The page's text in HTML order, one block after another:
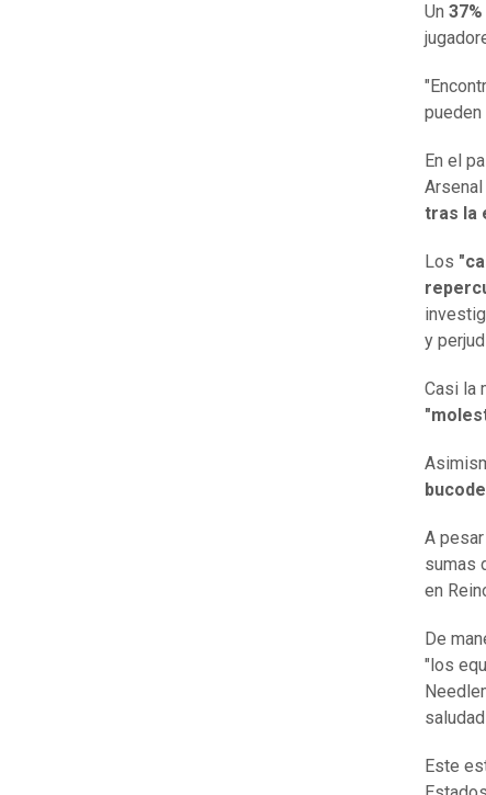
Un
pueden
En el
Arsenal
tras la
Los
y
Casi la
A
sumas
en
De
"los
Este